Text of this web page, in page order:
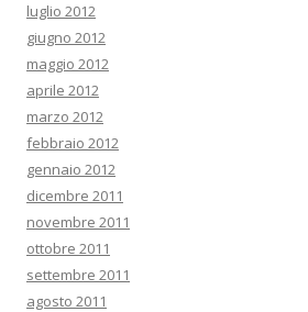
luglio 2012
giugno 2012
maggio 2012
aprile 2012
marzo 2012
febbraio 2012
gennaio 2012
dicembre 2011
novembre 2011
ottobre 2011
settembre 2011
agosto 2011